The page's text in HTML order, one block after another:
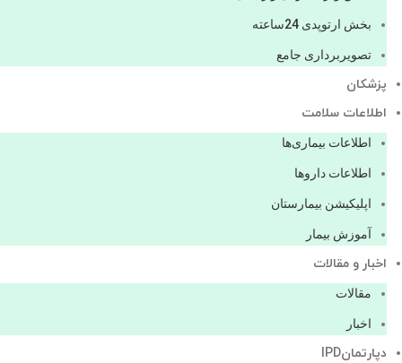
بخش ارتوپدی 24ساعته
تصویربرداری جامع
پزشكان
اطلاعات سلامت
اطلاعات بیماری‌ها
اطلاعات دارو‌ها
اپليكيشن بيمارستان
آموزش بیمار
اخبار و مقالات
مقالات
اخبار
دپارتمانIPD